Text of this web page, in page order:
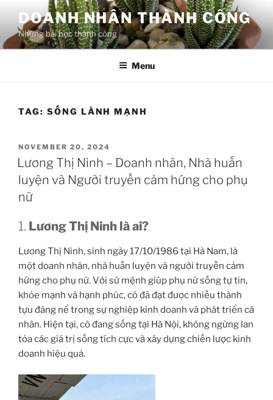
content
DOANH NHÂN THÀNH CÔNG
Những bài học thành công
Menu
TAG: SỐNG LÀNH MẠNH
POSTED
ON
NOVEMBER 20, 2024
Lương Thị Ninh – Doanh nhân, Nhà huấn
luyện và Người truyền cảm hứng cho phụ
nữ
1. Lương Thị Ninh là ai?
Lương Thị Ninh, sinh ngày 17/10/1986 tại Hà Nam, là
một doanh nhân, nhà huấn luyện và người truyền cảm
hứng cho phụ nữ. Với sứ mệnh giúp phụ nữ sống tự tin,
khỏe mạnh và hạnh phúc, cô đã đạt được nhiều thành
tựu đáng nể trong sự nghiệp kinh doanh và phát triển cá
nhân. Hiện tại, cô đang sống tại Hà Nội, không ngừng lan
tỏa các giá trị sống tích cực và xây dựng chiến lược kinh
doanh hiệu quả.